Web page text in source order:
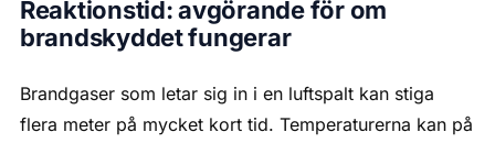
Reaktionstid: avgörande för om
brandskyddet fungerar
Brandgaser som letar sig in i en luftspalt kan stiga
flera meter på mycket kort tid. Temperaturerna kan på